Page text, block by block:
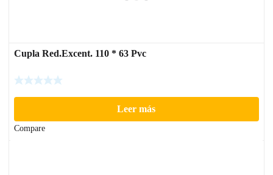
Cupla Red.Excent. 110 * 63 Pvc
Leer más
Compare